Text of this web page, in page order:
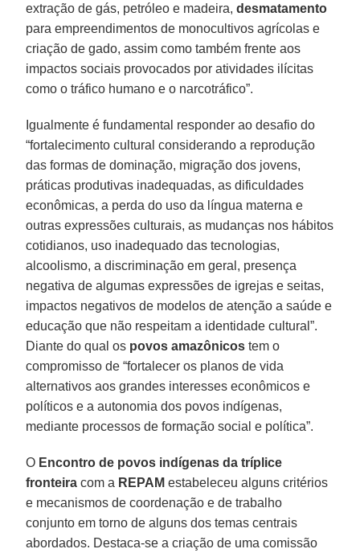
extração de gás, petróleo e madeira,desmatamento
para empreendimentos de monocultivos agrícolas e
criação de gado, assim como também frente aos
impactos sociais provocados por atividades ilícitas
como o tráfico humano e o narcotráfico”.
Igualmente é fundamental responder ao desafio do
“fortalecimento cultural considerando a reprodução
das formas de dominação, migração dos jovens,
práticas produtivas inadequadas, as dificuldades
econômicas, a perda do uso da língua materna e
outras expressões culturais, as mudanças nos hábitos
cotidianos, uso inadequado das tecnologias,
alcoolismo, a discriminação em geral, presença
negativa de algumas expressões de igrejas e seitas,
impactos negativos de modelos de atenção a saúde e
educação que não respeitam a identidade cultural”.
Diante do qual os povos amazônicos tem o
compromisso de “fortalecer os planos de vida
alternativos aos grandes interesses econômicos e
políticos e a autonomia dos povos indígenas,
mediante processos de formação social e política”.
O Encontro de povos indígenas da tríplice
fronteira com a REPAM estabeleceu alguns critérios
e mecanismos de coordenação e de trabalho
conjunto em torno de alguns dos temas centrais
abordados. Destaca-se a criação de uma comissão